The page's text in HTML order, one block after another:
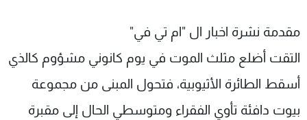
مقدمة نشرة اخبار ال "ام تي في"
التقت أضلع مثلث الموت في يوم كانوني مشؤوم كالذي
أسقط الطائرة الأثيوبية، فتحول المبنى من مجموعة
بيوت دافئة تأوي الفقراء ومتوسطي الحال إلى مقبرة
منوعات رياضة
كأس العالم